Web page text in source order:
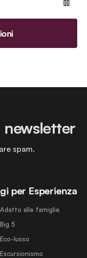
per Esperienza
alle famiglie
5
lusso
newsletter
spam.